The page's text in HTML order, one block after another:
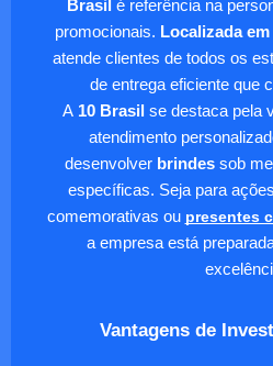
Brasil é referência na
promocionais. Localizada
atende clientes de todos os
de entrega eficiente que
A10 Brasilse destaca pela
atendimento
desenvolver brindessob
específicas. Seja para
comemorativas ou presentes
a empresa está
Vantagens de